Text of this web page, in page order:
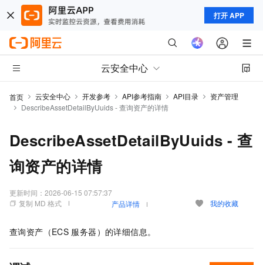
打开 APP
云安全中心
首页 云安全中心 开发参考 API参考指南 API目录
资产管理
DescribeAssetDetailByUuids - 查询资产的详情
DescribeAssetDetailByUuids - 查
询资产的详情
更新时间： 2026-06-15 07:57:37
复制 MD 格式
产品详情 我的收藏
查询资产（ECS 服务器）的详细信息。